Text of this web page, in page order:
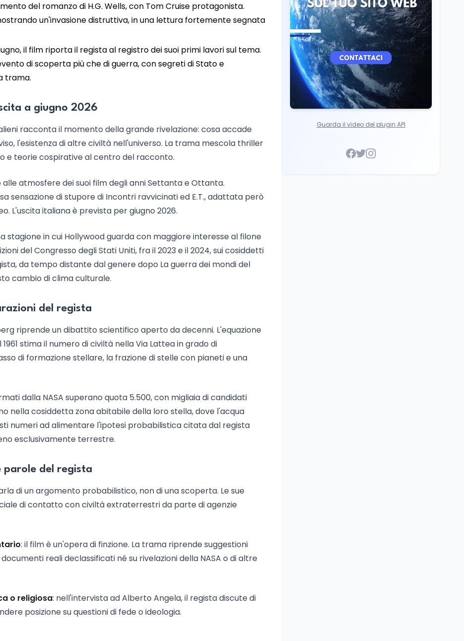
del romanzo di H.G. Wells, con Tom Cruise protagonista.
un'invasione distruttiva, in una lettura fortemente segnata
il film riporta il regista al registro dei suoi primi lavori sul tema.
di scoperta più che di guerra, con segreti di Stato e
trama.
a giugno 2026
racconta il momento della grande rivelazione: cosa accade
l'esistenza di altre civiltà nell'universo. La trama mescola thriller
e teorie cospirative al centro del racconto.
atmosfere dei suoi film degli anni Settanta e Ottanta.
sensazione di stupore di Incontri ravvicinati ed E.T., adattata però
L'uscita italiana è prevista per giugno 2026.
stagione in cui Hollywood guarda con maggiore interesse al filone
del Congresso degli Stati Uniti, fra il 2023 e il 2024, sui cosiddetti
da tempo distante dal genere dopo La guerra dei mondi del
cambio di clima culturale.
del regista
riprende un dibattito scientifico aperto da decenni. L'equazione
stima il numero di civiltà nella Via Lattea in grado di
di formazione stellare, la frazione di stelle con pianeti e una
dalla NASA superano quota 5.500, con migliaia di candidati
nella cosiddetta zona abitabile della loro stella, dove l'acqua
numeri ad alimentare l'ipotesi probabilistica citata dal regista
esclusivamente terrestre.
parole del regista
di un argomento probabilistico, non di una scoperta. Le sue
di contatto con civiltà extraterrestri da parte di agenzie
: il film è un'opera di finzione. La trama riprende suggestioni
reali declassificati né su rivelazioni della NASA o di altre
o religiosa: nell'intervista ad Alberto Angela, il regista discute di
posizione su questioni di fede o ideologia.
ATA: 46.297 nuove
posizioni economiche
con arretrati fino a
4.150 euro
Guarda il video del plugin API